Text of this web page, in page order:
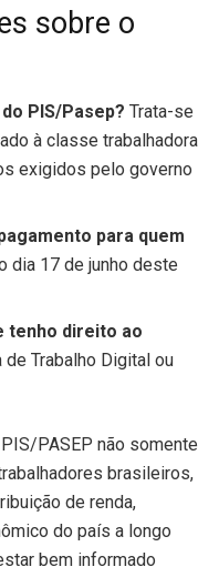
sobre o
PIS/Pasep? Trata-se
à classe trabalhadora
exigidos pelo governo
para quem
dia 17 de junho deste
tenho direito ao
de Trabalho Digital ou
PASEP não somente
brasileiros,
de renda,
do país a longo
bem informado